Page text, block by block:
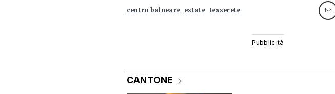
centro balneare estate tesserete
CANTONE